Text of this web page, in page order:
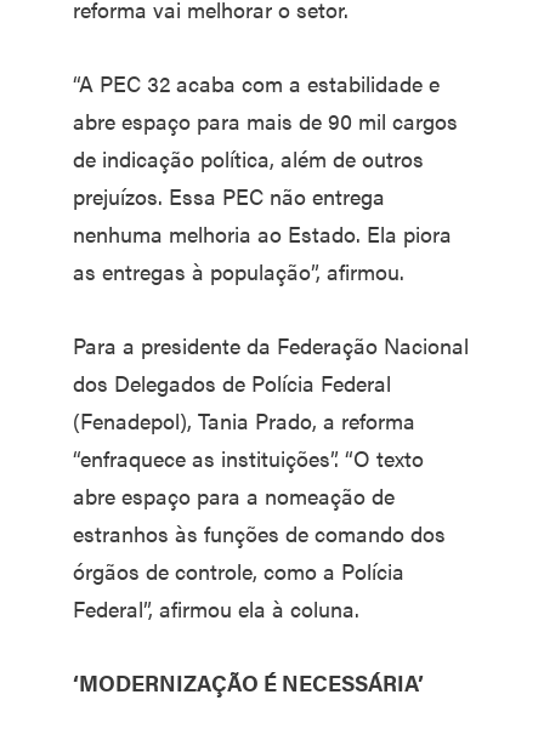
reforma vai melhorar o setor.
“A PEC 32 acaba com a estabilidade e
abre espaço para mais de 90 mil cargos
de indicação política, além de outros
prejuízos. Essa PEC não entrega
nenhuma melhoria ao Estado. Ela piora
as entregas à população”, afirmou.
Para a presidente da Federação Nacional
dos Delegados de Polícia Federal
(Fenadepol), Tania Prado, a reforma
“enfraquece as instituições”. “O texto
abre espaço para a nomeação de
estranhos às funções de comando dos
órgãos de controle, como a Polícia
Federal”, afirmou ela à coluna.
‘MODERNIZAÇÃO É NECESSÁRIA’